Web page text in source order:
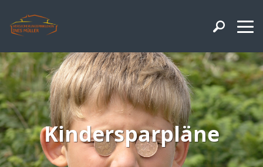
Kindersparpläne